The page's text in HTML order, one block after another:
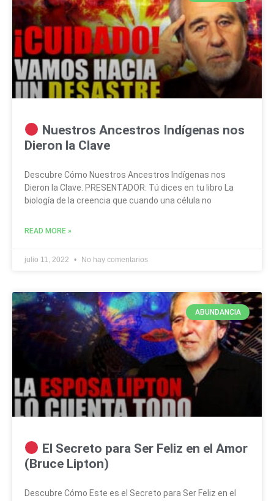
Nuestros Ancestros Indígenas nos
Dieron la Clave
Descubre Cómo Nuestros Ancestros Indígenas nos
Dieron la Clave. PRESENTADOR: Tú dices en tu libro La
biología de la creencia que cuando una célula no
READ MORE »
julio 11, 2022 No hay comentarios
ABUNDANCIA
El Secreto para Ser Feliz en el Amor
(Bruce Lipton)
Descubre Cómo Este es el Secreto para Ser Feliz en el